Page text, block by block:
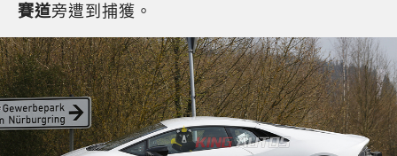
賽道旁遭到捕獲。